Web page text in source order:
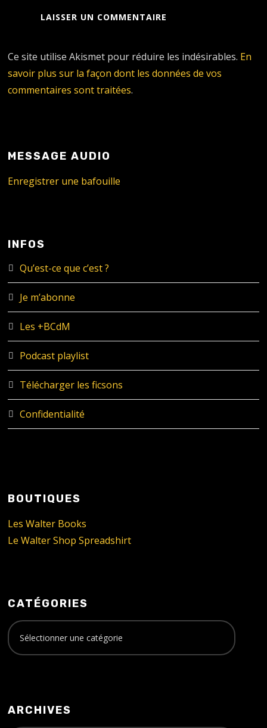
Ce site utilise Akismet pour réduire les indésirables. En
savoir plus sur la façon dont les données de vos
commentaires sont traitées.
MESSAGE AUDIO
Enregistrer une bafouille
INFOS
Qu’est-ce que c’est ?
Je m’abonne
Les +BCdM
Podcast playlist
Télécharger les ficsons
Confidentialité
BOUTIQUES
Les Walter Books
Le Walter Shop Spreadshirt
CATÉGORIES
ARCHIVES